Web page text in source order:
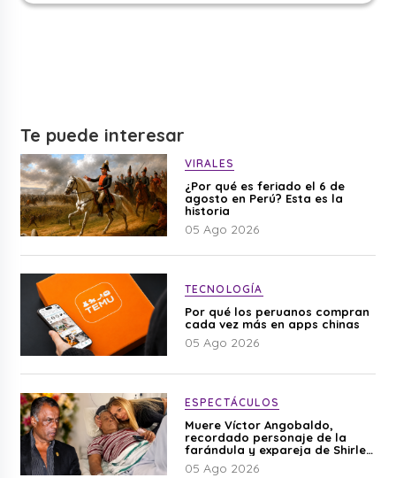
Te puede interesar
VIRALES
¿Por qué es feriado el 6 de
agosto en Perú? Esta es la
historia
05 Ago 2026
TECNOLOGÍA
Por qué los peruanos compran
cada vez más en apps chinas
05 Ago 2026
ESPECTÁCULOS
Muere Víctor Angobaldo,
recordado personaje de la
farándula y expareja de Shirley
Cherres
05 Ago 2026